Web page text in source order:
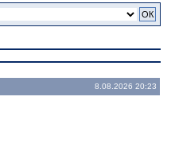
8.08.2026 20:23